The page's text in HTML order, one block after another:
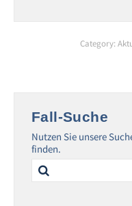
Category:
Fall-Suche
Nutzen Sie unsere
finden.
Search
for: